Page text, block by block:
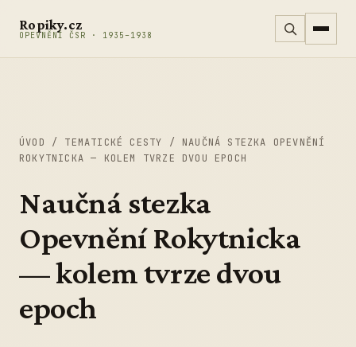
Ropiky.cz
OPEVNĚNÍ ČSR · 1935–1938
ÚVOD / TEMATICKÉ CESTY / NAUČNÁ STEZKA OPEVNĚNÍ
ROKYTNICKA — KOLEM TVRZE DVOU EPOCH
Naučná stezka
Opevnění Rokytnicka
— kolem tvrze dvou
epoch